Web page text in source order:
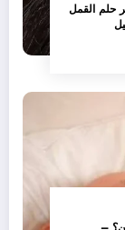
حلم القمل